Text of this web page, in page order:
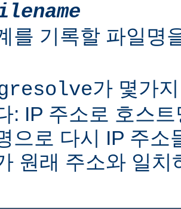
를 기록할 파일명
가 몇가
: IP 주소로 호스
으로 다시 IP 주소
원래 주소와 일치